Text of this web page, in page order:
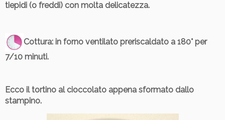
tiepidi (o freddi) con molta delicatezza.
Cottura: in forno ventilato preriscaldato a 180° per
7/10 minuti.
Ecco il tortino al cioccolato appena sformato dallo
stampino.